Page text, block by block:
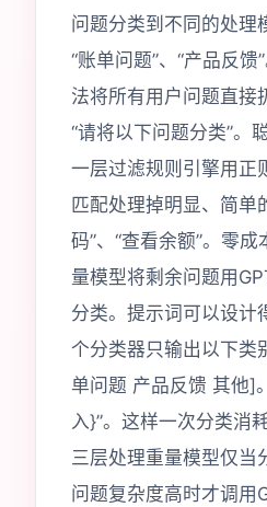
问题分类到不同的处理
“账单问题”、“产品反
法将所有用户问题直接
“请将以下问题分类”。
一层过滤规则引擎用正
匹配处理掉明显、简单
码”、“查看余额”。零
量模型将剩余问题用
分类。提示词可以设计
个分类器只输出以下类
单问题 产品反馈 其他]
入}”。这样一次分类消
三层处理重量模型仅当
问题复杂度高时才调用